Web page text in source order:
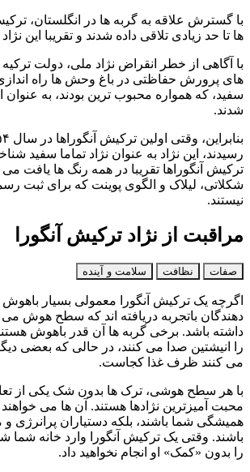
با گسترش علاقه به گربه‌ ها در انگلستان،
ها تا حد زیادی تلاقی داده شدند و تقریبا این
های پرورش حفاظتی در باغ‌ وحش‌ ها راه‌
سفید، که همواره محبوب‌ ترین بودند، به
شدند.
رسیدند، این نژاد به عنوان نژاد تماما سفید
ترکیش آنگوراها تقریبا در همه رنگ‌ ها یافت می‌
شکلاتی، لیلاک و الگوی پوینت که برای ثبت
نیستند.
مراقبت از نژاد ترکیش آنگورا
صفات نظافت سلامت و آینده
اگرچه یک ترکیش آنگورا معمولی بسیار
دهندگان باتجربه دریافته‌ اند که سطح هوش
داشته باشد. برخی گربه‌ ها آن‌ قدر باهوش
را انیشتین صدا می‌ کنند، در حالی که بعضی
می‌ کنند ظرف غذا کجاست.
با هر سطح هوشی، ترک‌ ها بدون شک یکی از
محبت‌ آمیزترین نژادها هستند. آن‌ ها می‌ خواهند
همیشگی شما باشند، بلکه دستیاران پرانرژی
باشند. وقتی یک ترکیش آنگورا وارد خانه شما
را بدون «کمک» او انجام نخواهید داد.